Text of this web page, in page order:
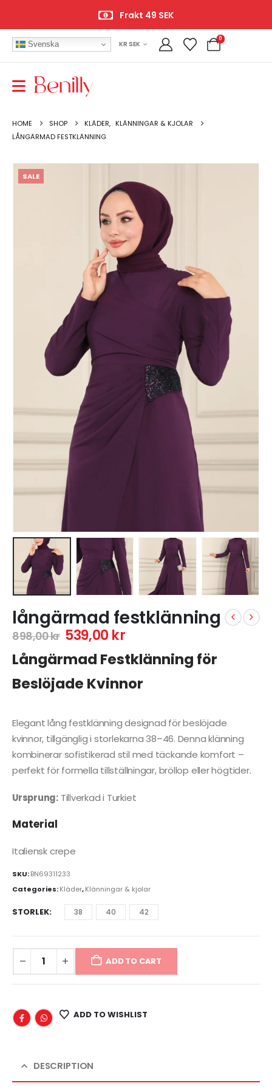
Frakt 49 SEK
Svenska KR SEK
0
HOME SHOP KLÄDER, KLÄNNINGAR & KJOLAR
LÅNGÄRMAD FESTKLÄNNING
SALE
långärmad festklänning
898,00kr 539,00 kr
Långärmad Festklänning för
Beslöjade Kvinnor
Elegant lång festklänning designad för beslöjade
kvinnor, tillgänglig i storlekarna 38–46. Denna klänning
kombinerar sofistikerad stil med täckande komfort –
perfekt för formella tillställningar, bröllop eller högtider.
Ursprung: Tillverkad i Turkiet
Material
Italiensk crepe
SKU:BN69311233
Categories:Kläder,Klänningar & kjolar
STORLEK 38 40 42
ADD TO CART
ADD TO WISHLIST
DESCRIPTION